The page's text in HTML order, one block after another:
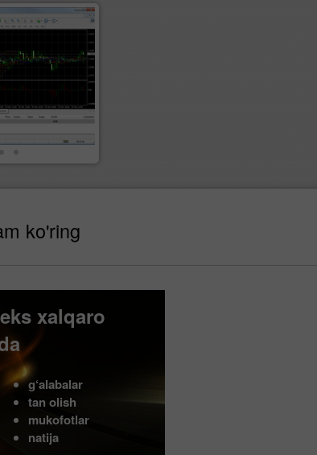
ko'ring
xalqaro
g‘alabalar
tan olish
mukofotlar
natija